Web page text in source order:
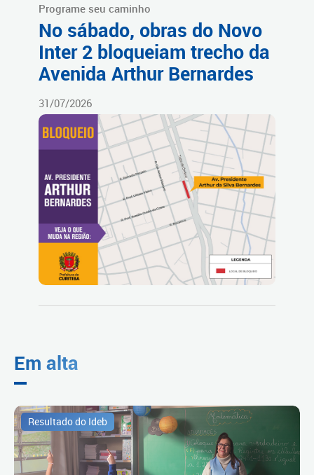
Programe seu caminho
No sábado, obras do Novo
Inter 2 bloqueiam trecho da
Avenida Arthur Bernardes
31/07/2026
Em alta
Resultado do Ideb